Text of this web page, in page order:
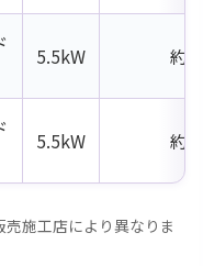
5.5kW 約
5.5kW 約
施工店により異なりま